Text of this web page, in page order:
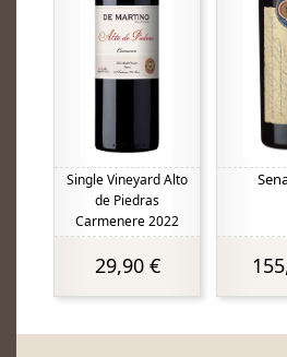
Single Vineyard Alto
de Piedras
Carmenere 2022
29,90 €